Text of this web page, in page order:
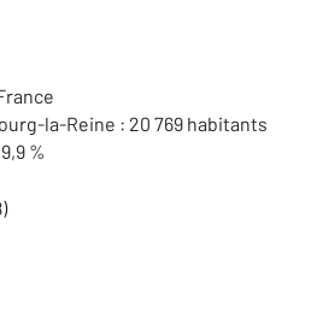
la-Reine : 20 769 habitants
%